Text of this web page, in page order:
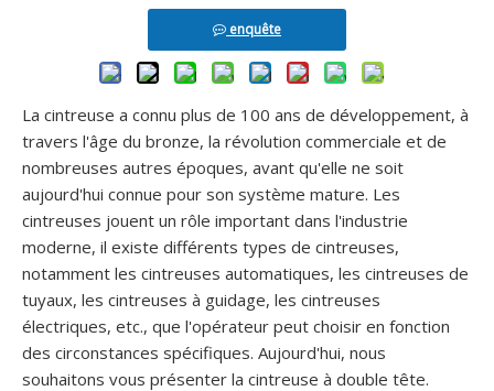
Cintreuse de tubes en acier inoxydable NC GM-SB-114NCB
Machine à cintrer les tubes en acier inoxydable NC GM-SB-114NCB Cintreuse de tubes en acier hydraulique NC GM-SB-168NCB
enquête
La cintreuse a connu plus de 100 ans de développement, à
travers l'âge du bronze, la révolution commerciale et de
nombreuses autres époques, avant qu'elle ne soit
aujourd'hui connue pour son système mature. Les
cintreuses jouent un rôle important dans l'industrie
moderne, il existe différents types de cintreuses,
notamment les cintreuses automatiques, les cintreuses de
tuyaux, les cintreuses à guidage, les cintreuses
électriques, etc., que l'opérateur peut choisir en fonction
des circonstances spécifiques. Aujourd'hui, nous
souhaitons vous présenter la cintreuse à double tête.